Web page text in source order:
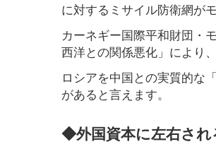
に対するミサイル防衛網が
カーネギー国際平和財団・
西洋との関係悪化」により
ロシアを中国との実質的な
があると言えます。
◆外国資本に左右され